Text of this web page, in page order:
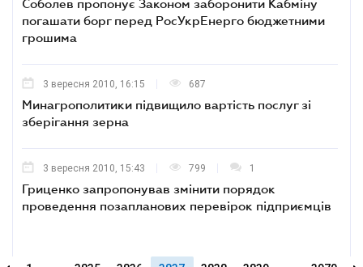
Соболев пропонує Законом заборонити Кабміну
погашати борг перед РосУкрЕнерго бюджетними
грошима
3 вересня 2010, 16:15 687
Минагрополитики підвищило вартість послуг зі
зберігання зерна
3 вересня 2010, 15:43 799 1
Гриценко запропонував змінити порядок
проведення позапланових перевірок підприємців